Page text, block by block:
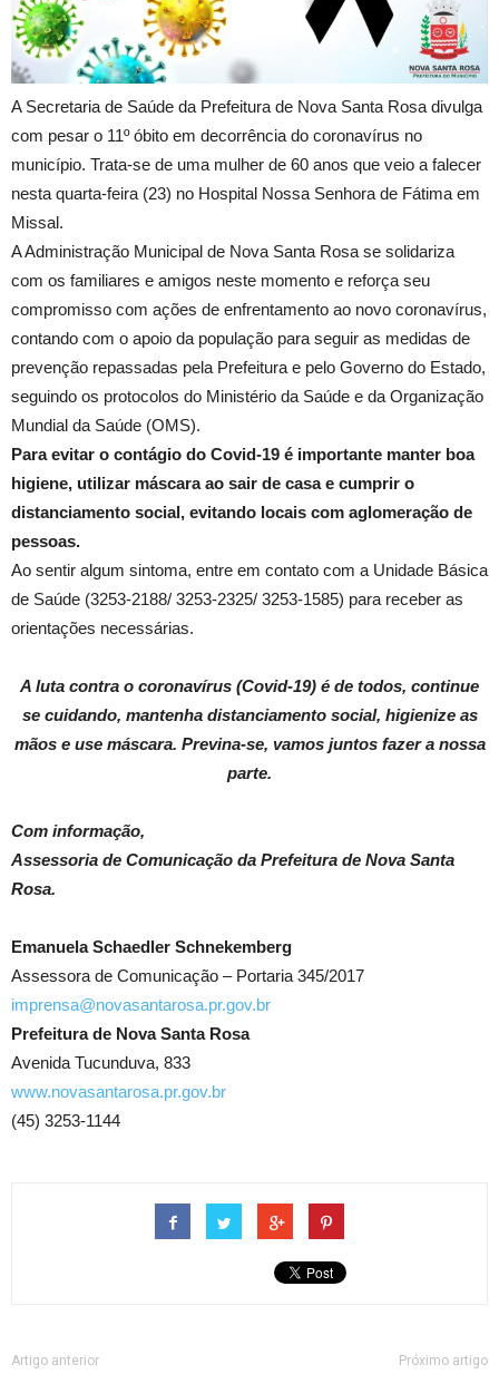
A Secretaria de Saúde da Prefeitura de Nova Santa Rosa divulga
com pesar o 11º óbito em decorrência do coronavírus no
município. Trata-se de uma mulher de 60 anos que veio a falecer
nesta quarta-feira (23) no Hospital Nossa Senhora de Fátima em
Missal.
A Administração Municipal de Nova Santa Rosa se solidariza
com os familiares e amigos neste momento e reforça seu
compromisso com ações de enfrentamento ao novo coronavírus,
contando com o apoio da população para seguir as medidas de
prevenção repassadas pela Prefeitura e pelo Governo do Estado,
seguindo os protocolos do Ministério da Saúde e da Organização
Mundial da Saúde (OMS).
Para evitar o contágio do Covid-19 é importante manter boa
higiene, utilizar máscara ao sair de casa e cumprir o
distanciamento social, evitando locais com aglomeração de
pessoas.
Ao sentir algum sintoma, entre em contato com a Unidade Básica
de Saúde (3253-2188/ 3253-2325/ 3253-1585) para receber as
orientações necessárias.
A luta contra o coronavírus (Covid-19) é de todos, continue
se cuidando, mantenha distanciamento social, higienize as
mãos e use máscara. Previna-se, vamos juntos fazer a nossa
parte.
Com informação,
Assessoria de Comunicação da Prefeitura de Nova Santa
Rosa.
Emanuela Schaedler Schnekemberg
Assessora de Comunicação – Portaria 345/2017
imprensa@novasantarosa.pr.gov.br
Prefeitura de Nova Santa Rosa
Avenida Tucunduva, 833
www.novasantarosa.pr.gov.br
(45) 3253-1144
Artigo anterior Próximo artigo